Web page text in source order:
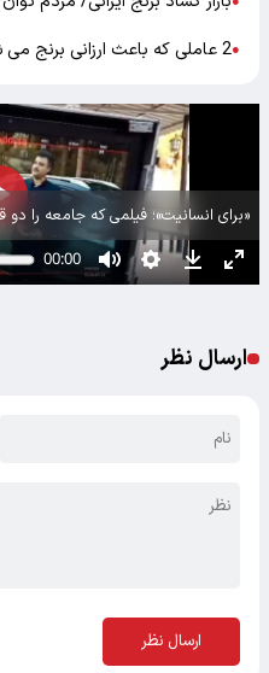
●2 عاملی که باعث ارزانی برنج می شود
«برای انسانیت»؛ فیلمی که جامعه را دو
ارسال نظر
ارسال نظر